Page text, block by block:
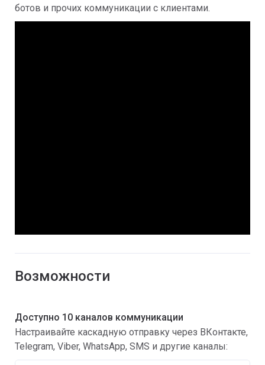
ботов и прочих коммуникации с клиентами.
Возможности
Доступно 10 каналов коммуникации
Настраивайте каскадную отправку через ВКонтакте,
Telegram, Viber, WhatsApp, SMS и другие каналы: